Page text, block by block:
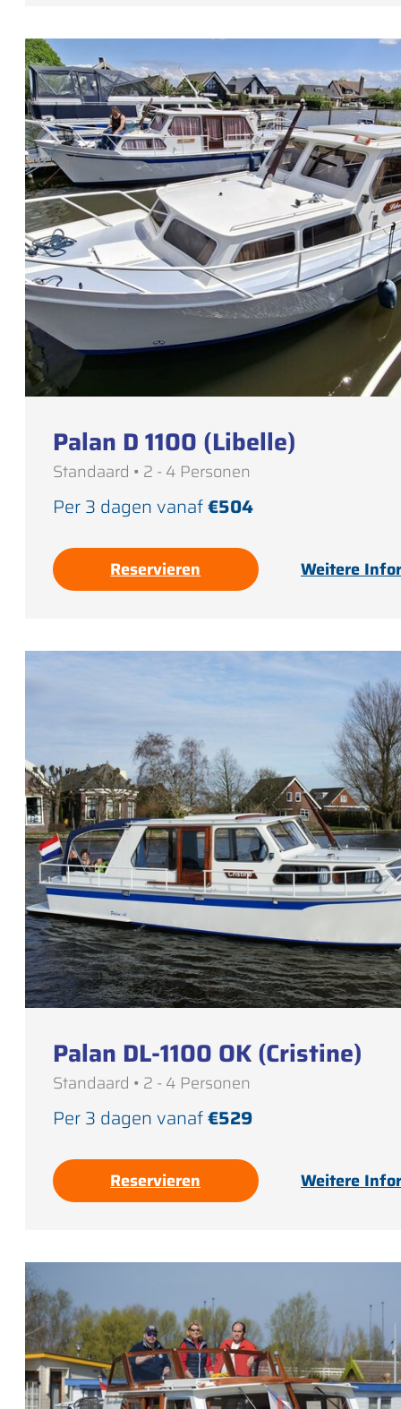
Palan D 1100 (Libelle)
Standaard • 2 - 4 Personen
Per 3 dagen vanaf€504
Reservieren Weitere
Palan DL-1100 OK (Cristine)
Standaard • 2 - 4 Personen
Per 3 dagen vanaf€529
Reservieren Weitere